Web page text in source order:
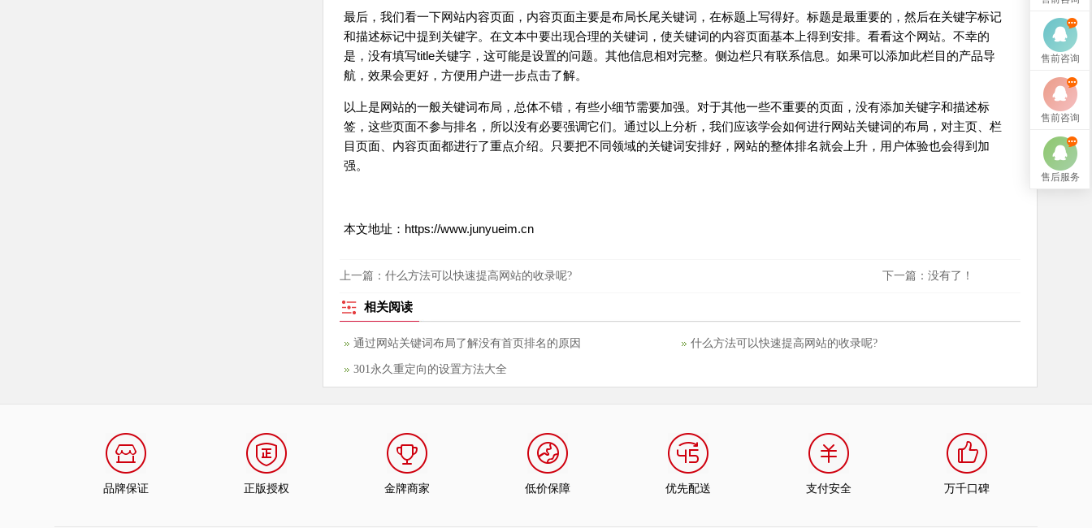
最后，我们看一下网站内容页面，内容页面主要是布局长尾关键词，在标题上写得好。标题是最重要的，然后在关键字标记
和描述标记中提到关键字。在文本中要出现合理的关键词，使关键词的内容页面基本上得到安排。看看这个网站。不幸的
是，没有填写title关键字，这可能是设置的问题。其他信息相对完整。侧边栏只有联系信息。如果可以添加此栏目的产品导
航，效果会更好，方便用户进一步点击了解。
以上是网站的一般关键词布局，总体不错，有些小细节需要加强。对于其他一些不重要的页面，没有添加关键字和描述标
签，这些页面不参与排名，所以没有必要强调它们。通过以上分析，我们应该学会如何进行网站关键词的布局，对主页、栏
目页面、内容页面都进行了重点介绍。只要把不同领域的关键词安排好，网站的整体排名就会上升，用户体验也会得到加
强。
本文地址：https://www.junyueim.cn
上一篇： 什么方法可以快速提高网站的收录呢? 下一篇：没有了！
相关阅读
通过网站关键词布局了解没有首页排名的原因 什么方法可以快速提高网站的收录呢?
301永久重定向的设置方法大全
品牌保证 正版授权 金牌商家 低价保障 优先配送 支付安全 万千口碑
售前咨询
售前咨询
售后服务